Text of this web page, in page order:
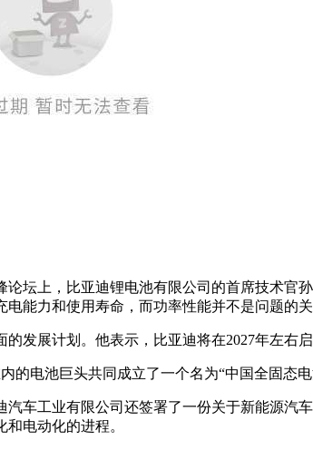
坛上，比亚迪锂电池有限公司的首席技术
能力和使用寿命，而功率性能并不是问题的关
发展计划。他表示，比亚迪将在2027年左右
的电池巨头共同成立了一个名为“中国全固态
汽车工业有限公司还签署了一份关于新能源
电动化的进程。